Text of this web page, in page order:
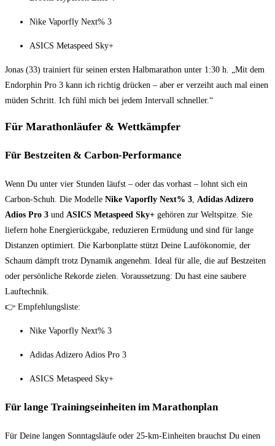
Nike Vaporfly Next% 3
ASICS Metaspeed Sky+
Jonas (33) trainiert für seinen ersten Halbmarathon unter 1:30 h. „Mit dem
Endorphin Pro 3 kann ich richtig drücken – aber er verzeiht auch mal einen
müden Schritt. Ich fühl mich bei jedem Intervall schneller.“
Für Marathonläufer & Wettkämpfer
Für Bestzeiten & Carbon-Performance
Wenn Du unter vier Stunden läufst – oder das vorhast – lohnt sich ein
Carbon-Schuh. Die Modelle Nike Vaporfly Next% 3 Adidas Adizero
Adios Pro 3 und ASICS Metaspeed Sky+ gehören zur Weltspitze. Sie
liefern hohe Energierückgabe, reduzieren Ermüdung und sind für lange
Distanzen optimiert. Die Karbonplatte stützt Deine Laufökonomie, der
Schaum dämpft trotz Dynamik angenehm. Ideal für alle, die auf Bestzeiten
oder persönliche Rekorde zielen. Voraussetzung: Du hast eine saubere
Lauftechnik.
👉 Empfehlungsliste:
Nike Vaporfly Next% 3
Adidas Adizero Adios Pro 3
ASICS Metaspeed Sky+
Für lange Trainingseinheiten im Marathonplan
Für Deine langen Sonntagsläufe oder 25-km-Einheiten brauchst Du einen